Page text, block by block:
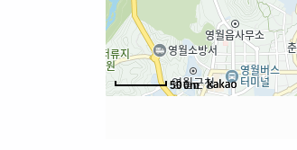
500m